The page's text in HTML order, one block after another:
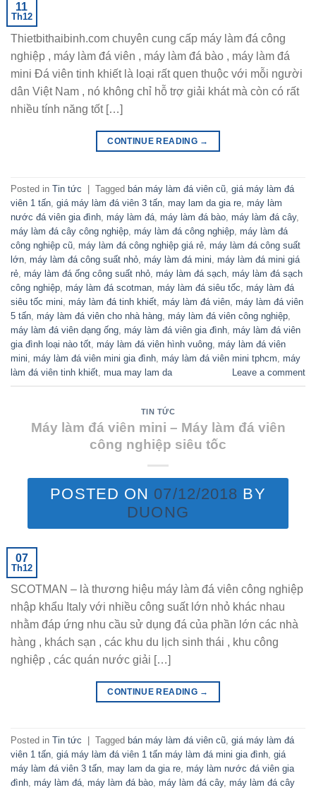
11
Th12
Thietbithaibinh.com chuyên cung cấp máy làm đá công
nghiệp , máy làm đá viên , máy làm đá bào , máy làm đá
mini Đá viên tinh khiết là loại rất quen thuộc với mỗi người
dân Việt Nam , nó không chỉ hỗ trợ giải khát mà còn có rất
nhiều tính năng tốt […]
CONTINUE READING →
Posted in Tin tức Tagged bán máy làm đá viên cũ giá máy làm đá
viên 1 tấn giá máy làm đá viên 3 tấn may lam da gia re máy làm
nước đá viên gia đình máy làm đá máy làm đá bào máy làm đá cây,
máy làm đá cây công nghiệp máy làm đá công nghiệp máy làm đá
công nghiệp cũ máy làm đá công nghiệp giá rẻ máy làm đá công suất
lớn máy làm đá công suất nhỏ máy làm đá mini máy làm đá mini giá
rẻ máy làm đá ống công suất nhỏ máy làm đá sạch máy làm đá sạch
công nghiệp máy làm đá scotman máy làm đá siêu tốc máy làm đá
siêu tốc mini máy làm đá tinh khiết máy làm đá viên máy làm đá viên
5 tấn máy làm đá viên cho nhà hàng máy làm đá viên công nghiệp
máy làm đá viên dạng ống máy làm đá viên gia đình máy làm đá viên
gia đình loại nào tốt máy làm đá viên hình vuông máy làm đá viên
mini máy làm đá viên mini gia đình máy làm đá viên mini tphcm máy
làm đá viên tinh khiết mua may lam da Leave a comment
TIN TỨC
Máy làm đá viên mini – Máy làm đá viên
công nghiệp siêu tốc
POSTED ON 07/12/2018 BY
DUONG
07
Th12
SCOTMAN – là thương hiệu máy làm đá viên công nghiệp
nhập khẩu Italy với nhiều công suất lớn nhỏ khác nhau
nhằm đáp ứng nhu cầu sử dụng đá của phần lớn các nhà
hàng , khách sạn , các khu du lịch sinh thái , khu công
nghiệp , các quán nước giải […]
CONTINUE READING →
Posted in Tin tức | Tagged bán máy làm đá viên cũ giá máy làm đá
viên 1 tấn giá máy làm đá viên 1 tấn máy làm đá mini gia đình giá
máy làm đá viên 3 tấn may lam da gia re máy làm nước đá viên gia
đình máy làm đá máy làm đá bào máy làm đá cây, máy làm đá cây